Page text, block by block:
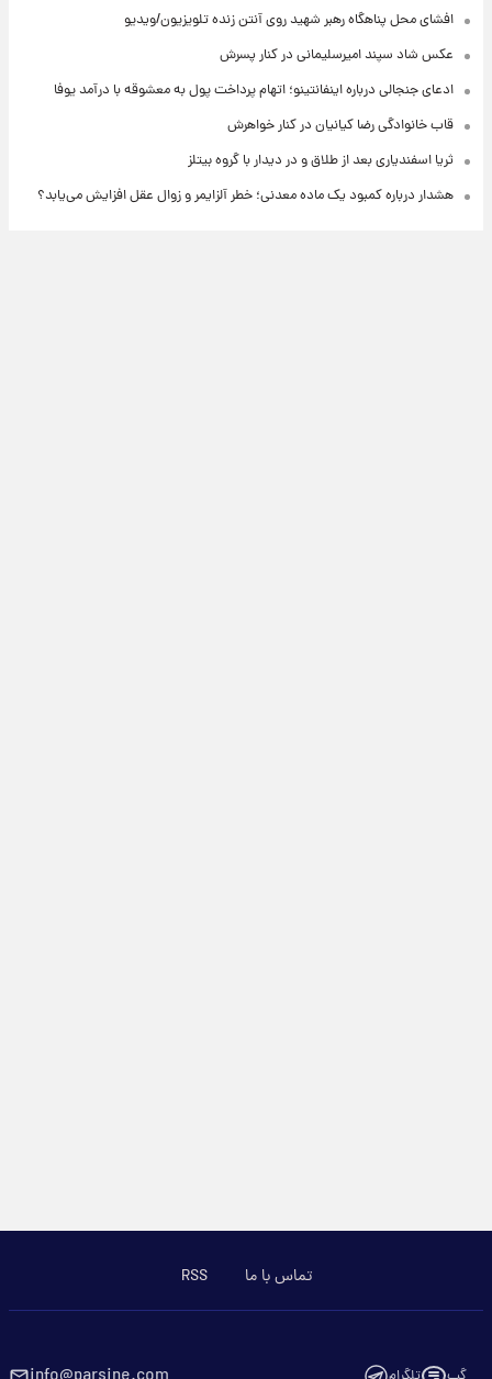
افشای محل پناهگاه‌ رهبر شهید روی آنتن زنده تلویزیون/ویدیو
عکس شاد سپند امیرسلیمانی در کنار پسرش
ادعای جنجالی درباره اینفانتینو؛ اتهام پرداخت پول به معشوقه با درآمد یوفا
قاب خانوادگی رضا کیانیان در کنار خواهرش
ثریا اسفندیاری بعد از طلاق و در دیدار با گروه بیتلز
هشدار درباره کمبود یک ماده معدنی؛ خطر آلزایمر و زوال عقل افزایش می‌یابد؟
تماس با ما RSS